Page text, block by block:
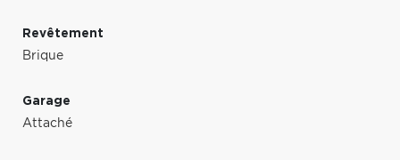
Revêtement
Brique
Garage
Attaché